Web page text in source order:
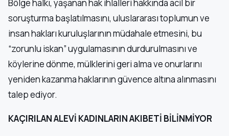
Bölge halkı, yaşanan hak ihlalleri hakkında acil bir
soruşturma başlatılmasını, uluslararası toplumun ve
insan hakları kuruluşlarının müdahale etmesini, bu
“zorunlu iskan” uygulamasının durdurulmasını ve
köylerine dönme, mülklerini geri alma ve onurlarını
yeniden kazanma haklarının güvence altına alınmasını
talep ediyor.
KAÇIRILAN ALEVİ KADINLARIN AKIBETİ BİLİNMİYOR